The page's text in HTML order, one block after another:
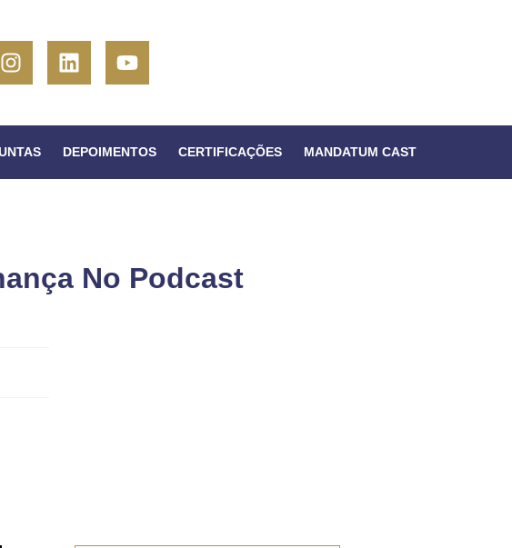
DEPOIMENTOS CERTIFICAÇÕES MANDATUM CAST
No Podcast